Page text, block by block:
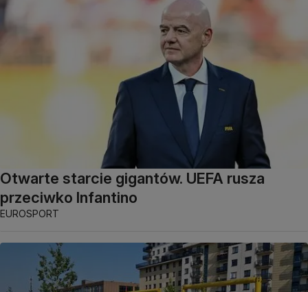
Otwarte starcie gigantów. UEFA rusza
przeciwko Infantino
EUROSPORT